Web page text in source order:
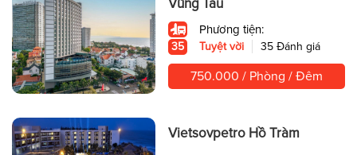
Vũng Tàu
Phương tiện:
35 Tuyệt vời 35 Đánh giá
750.000 / Phòng / Đêm
Vietsovpetro Hồ Tràm